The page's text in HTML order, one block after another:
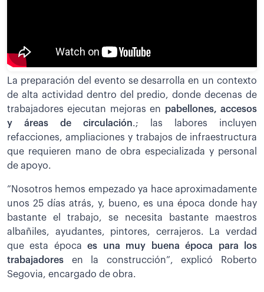
La preparación del evento se desarrolla en un contexto
de alta actividad dentro del predio, donde decenas de
trabajadores ejecutan mejoras en pabellones, accesos
y áreas de circulación.; las labores incluyen
refacciones, ampliaciones y trabajos de infraestructura
que requieren mano de obra especializada y personal
de apoyo.
”Nosotros hemos empezado ya hace aproximadamente
unos 25 días atrás, y, bueno, es una época donde hay
bastante el trabajo, se necesita bastante maestros
albañiles, ayudantes, pintores, cerrajeros. La verdad
que esta épocaes una muy buena época para los
trabajadores en la construcción”, explicó Roberto
Segovia, encargado de obra.